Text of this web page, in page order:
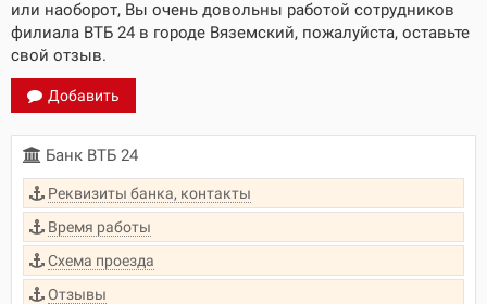
или наоборот, Вы очень довольны работой сотрудников
филиала ВТБ 24 в городе Вяземский, пожалуйста, оставьте
свой отзыв.
Добавить
Банк ВТБ 24
Реквизиты банка, контакты
Время работы
Схема проезда
Отзывы